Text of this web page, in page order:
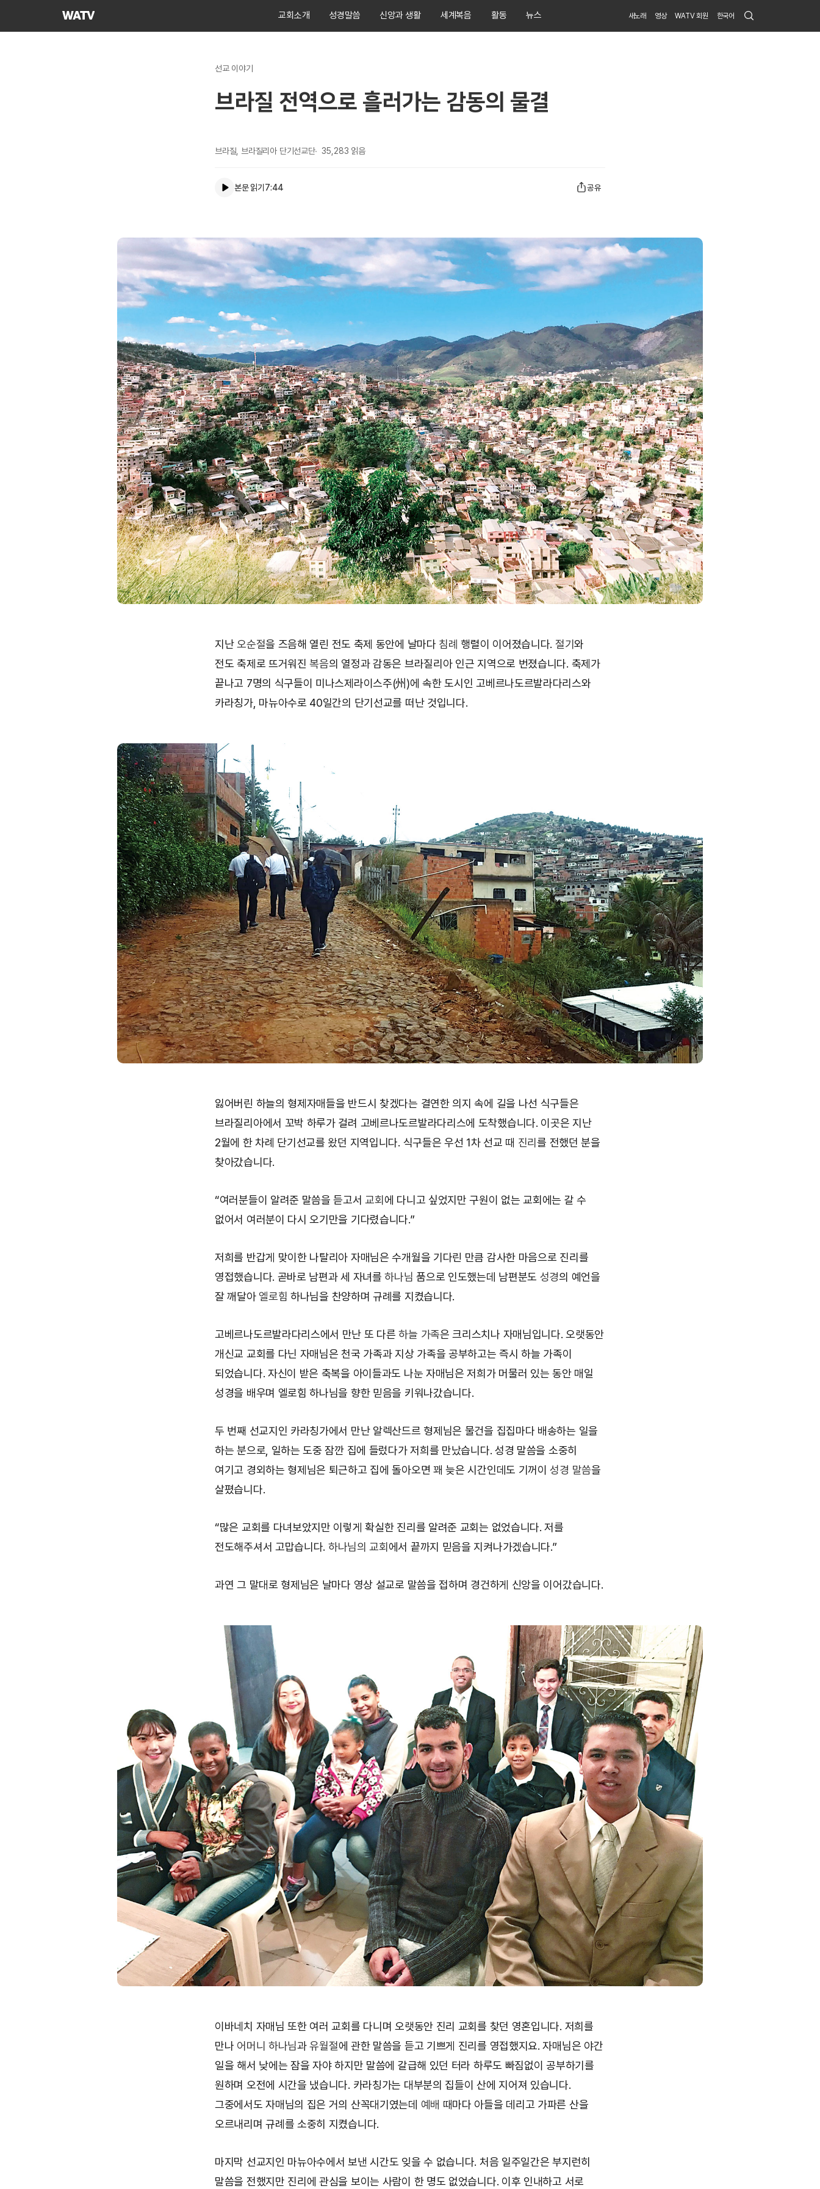
하나님의교회
교회소개 성경말씀 신앙과 생활 세계복음 활동 뉴스 새노래 영상 WATV 회원 한국어 Search
Submit
선교 이야기
브라질 전역으로 흘러가는 감동의 물결
브라질, 브라질리아 단기선교단 35,283 읽음
본문 읽기7:44 공유
지난오순절을 즈음해 열린 전도 축제 동안에 날마다 침례 행렬이 이어졌습니다. 절기와
전도 축제로 뜨거워진복음의 열정과 감동은 브라질리아 인근 지역으로 번졌습니다. 축제가
끝나고 7명의 식구들이 미나스제라이스주(州)에 속한 도시인 고베르나도르발라다리스와
카라칭가, 마뉴아수로 40일간의 단기선교를 떠난 것입니다.
잃어버린 하늘의 형제자매들을 반드시 찾겠다는 결연한 의지 속에 길을 나선 식구들은
브라질리아에서 꼬박 하루가 걸려 고베르나도르발라다리스에 도착했습니다. 이곳은 지난
2월에 한 차례 단기선교를 왔던 지역입니다. 식구들은 우선 1차 선교 때 진리를 전했던 분을
찾아갔습니다.
“여러분들이 알려준 말씀을 듣고서교회에 다니고 싶었지만 구원이 없는 교회에는 갈 수
없어서 여러분이 다시 오기만을 기다렸습니다.”
저희를 반갑게 맞이한 나탈리아 자매님은 수개월을 기다린 만큼 감사한 마음으로 진리를
영접했습니다. 곧바로 남편과 세 자녀를하나님 품으로 인도했는데 남편분도 성경의 예언을
잘 깨달아 엘로힘 하나님을 찬양하며 규례를 지켰습니다.
고베르나도르발라다리스에서 만난 또 다른하늘 가족은 크리스치나 자매님입니다. 오랫동안
개신교 교회를 다닌 자매님은 천국 가족과 지상 가족을 공부하고는 즉시 하늘 가족이
되었습니다. 자신이 받은 축복을 아이들과도 나눈 자매님은 저희가 머물러 있는 동안 매일
성경을 배우며 엘로힘 하나님을 향한 믿음을 키워나갔습니다.
두 번째 선교지인 카라칭가에서 만난 알렉산드르 형제님은 물건을 집집마다 배송하는 일을
하는 분으로, 일하는 도중 잠깐 집에 들렀다가 저희를 만났습니다. 성경 말씀을 소중히
여기고 경외하는 형제님은 퇴근하고 집에 돌아오면 꽤 늦은 시간인데도 기꺼이성경 말씀을
살폈습니다.
“많은 교회를 다녀보았지만 이렇게 확실한 진리를 알려준 교회는 없었습니다. 저를
전도해주셔서 고맙습니다. 하나님의 교회에서 끝까지 믿음을 지켜나가겠습니다.”
과연 그 말대로 형제님은 날마다 영상 설교로 말씀을 접하며 경건하게 신앙을 이어갔습니다.
이바네치 자매님 또한 여러 교회를 다니며 오랫동안 진리 교회를 찾던 영혼입니다. 저희를
만나 어머니 하나님과유월절에 관한 말씀을 듣고 기쁘게 진리를 영접했지요. 자매님은 야간
일을 해서 낮에는 잠을 자야 하지만 말씀에 갈급해 있던 터라 하루도 빠짐없이 공부하기를
원하며 오전에 시간을 냈습니다. 카라칭가는 대부분의 집들이 산에 지어져 있습니다.
그중에서도 자매님의 집은 거의 산꼭대기였는데 예배 때마다 아들을 데리고 가파른 산을
오르내리며 규례를 소중히 지켰습니다.
마지막 선교지인 마뉴아수에서 보낸 시간도 잊을 수 없습니다. 처음 일주일간은 부지런히
말씀을 전했지만 진리에 관심을 보이는 사람이 한 명도 없었습니다. 이후 인내하고 서로